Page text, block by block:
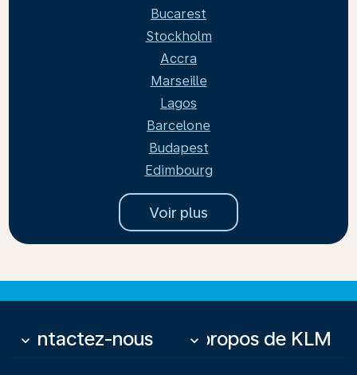
Bucarest
Stockholm
Accra
Marseille
Lagos
Barcelone
Budapest
Edimbourg
Voir plus
Contactez-nous
keyboard_arrow_down À propos de KLM
keyboard_arrow_down